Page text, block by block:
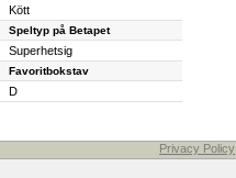
Kött
Speltyp på Betapet
Superhetsig
Favoritbokstav
D
Privacy Policy